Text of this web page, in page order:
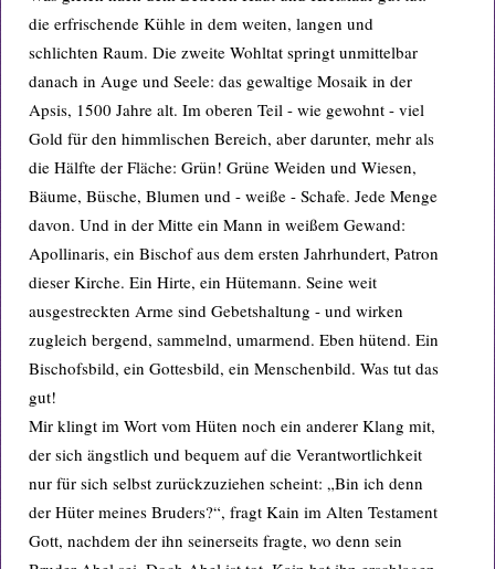
die erfrischende Kühle in dem weiten, langen und
schlichten Raum. Die zweite Wohltat springt unmittelbar
danach in Auge und Seele: das gewaltige Mosaik in der
Apsis, 1500 Jahre alt. Im oberen Teil - wie gewohnt - viel
Gold für den himmlischen Bereich, aber darunter, mehr als
die Hälfte der Fläche: Grün! Grüne Weiden und Wiesen,
Bäume, Büsche, Blumen und - weiße - Schafe. Jede Menge
davon. Und in der Mitte ein Mann in weißem Gewand:
Apollinaris, ein Bischof aus dem ersten Jahrhundert, Patron
dieser Kirche. Ein Hirte, ein Hütemann. Seine weit
ausgestreckten Arme sind Gebetshaltung - und wirken
zugleich bergend, sammelnd, umarmend. Eben hütend. Ein
Bischofsbild, ein Gottesbild, ein Menschenbild. Was tut das
gut!
Mir klingt im Wort vom Hüten noch ein anderer Klang mit,
der sich ängstlich und bequem auf die Verantwortlichkeit
nur für sich selbst zurückzuziehen scheint: „Bin ich denn
der Hüter meines Bruders?“, fragt Kain im Alten Testament
Gott, nachdem der ihn seinerseits fragte, wo denn sein